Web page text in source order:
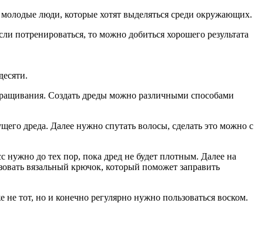
люди, которые хотят выделяться среди окружающих.
потренироваться, то можно добиться хорошего результата
Создать дреды можно различными способами
дреда. Далее нужно спутать волосы, сделать это можно с
нужно до тех пор, пока дред не будет плотным. Далее на
вязальный крючок, который поможет заправить
тот, но и конечно регулярно нужно пользоваться воском.